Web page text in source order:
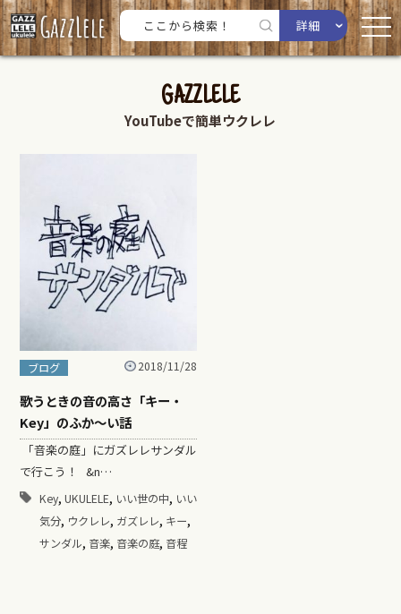
詳細
GAZZLELE
YouTubeで簡単ウクレレ
ブログ 2018/11/28
歌うときの音の高さ「キー・
Key」のふか～い話
「音楽の庭」にガズレレサンダル
で行こう！ &n…
Key, UKULELE, いい世の中, いい
気分, ウクレレ, ガズレレ, キー,
サンダル, 音楽, 音楽の庭, 音程